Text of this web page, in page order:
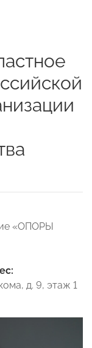
«ОПОРЫ
д. 9, этаж 1